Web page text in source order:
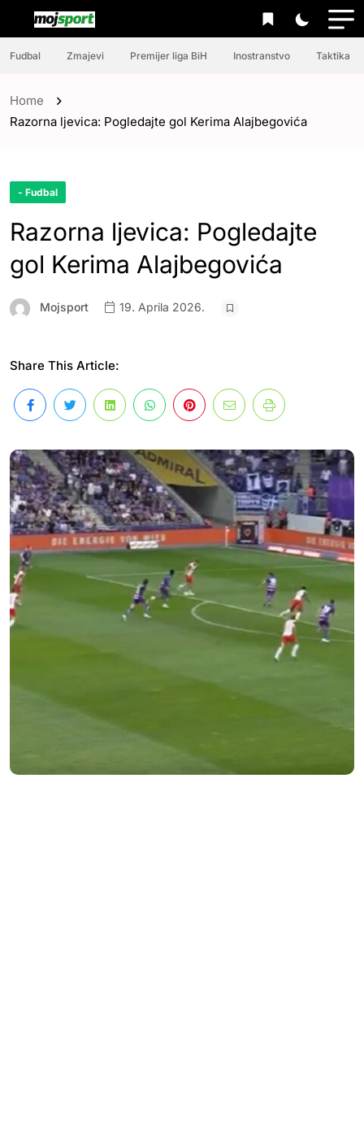
Fudbal Zmajevi Premijer liga BiH Inostranstvo Taktika
Home
Razorna ljevica: Pogledajte gol Kerima Alajbegovića
- Fudbal
Razorna ljevica: Pogledajte
gol Kerima Alajbegovića
Mojsport 19. Aprila 2026.
Share This Article: